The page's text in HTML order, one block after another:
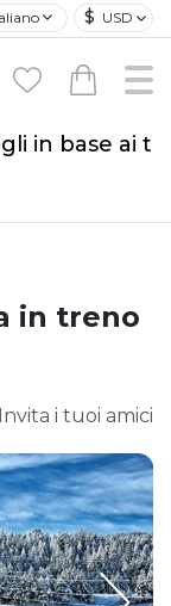
$ USD
in base ai
in treno
Invita i tuoi amici